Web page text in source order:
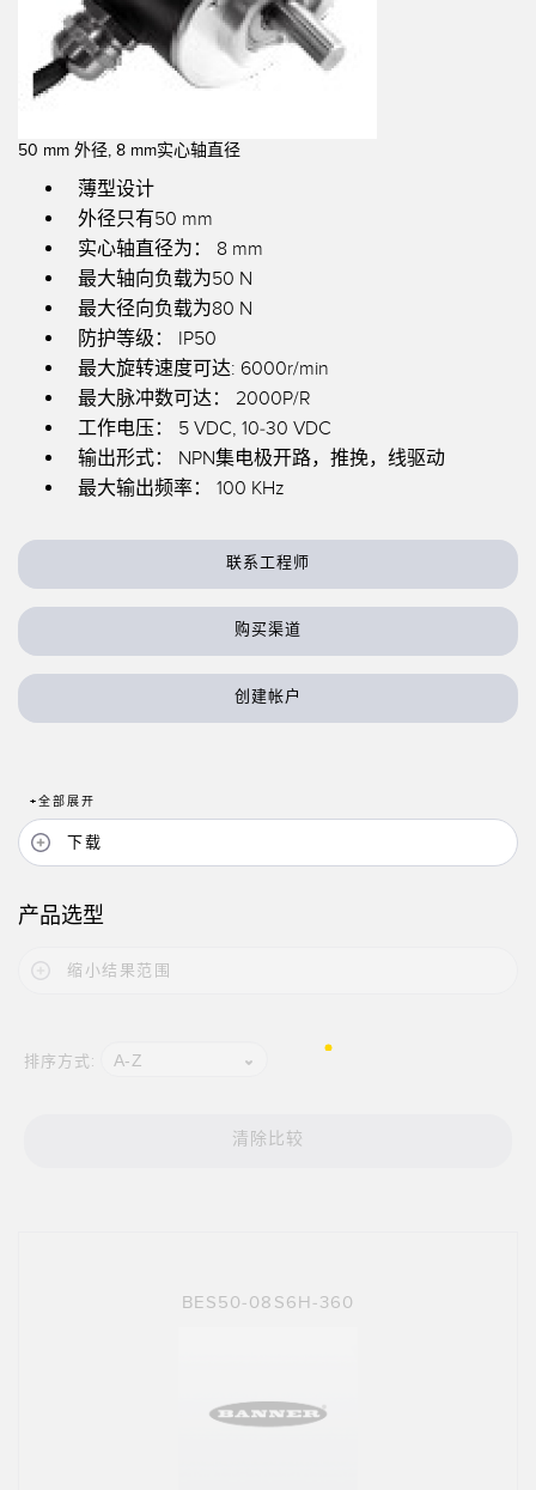
雷达传感器
超声波传感器
光纤
槽形和标签传感器
色标、颜色和荧光传感器
拾取指示灯传感器
温度传感器
检测阵列和宽光束传感器
状态监测传感器
无线状态监测传感器
附件
软件
邦纳测量传感器软件
状况监测：预测性维护和预防性维护
设备综合效率 (OEE)
预测性维护与状态监控
预测性维护与状态监控
相关链接
冲洗
IO-Link
50 mm 外径, 8 mm实心轴直径
薄型设计
外径只有50 mm
实心轴直径为： 8 mm
最大轴向负载为50 N
最大径向负载为80 N
防护等级： IP50
最大旋转速度可达: 6000r/min
最大脉冲数可达： 2000P/R
工作电压： 5 VDC, 10-30 VDC
输出形式： NPN集电极开路，推挽，线驱动
最大输出频率： 100 KHz
联系工程师
购买渠道
创建帐户
+全部展开
下载
产品选型
缩小结果范围
排序方式: A-Z
清除比较
BES50-08S6H-360